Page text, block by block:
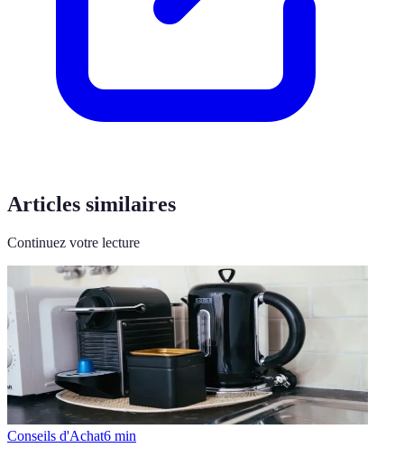
Articles similaires
Continuez votre lecture
Conseils d'Achat6 min